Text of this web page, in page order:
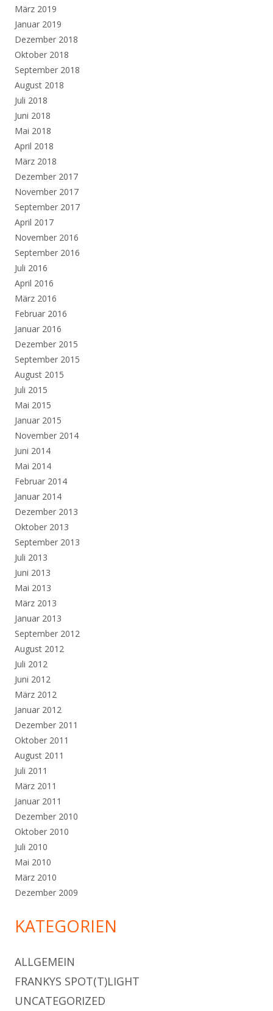
März 2019
Januar 2019
Dezember 2018
Oktober 2018
September 2018
August 2018
Juli 2018
Juni 2018
Mai 2018
April 2018
März 2018
Dezember 2017
November 2017
September 2017
April 2017
November 2016
September 2016
Juli 2016
April 2016
März 2016
Februar 2016
Januar 2016
Dezember 2015
September 2015
August 2015
Juli 2015
Mai 2015
Januar 2015
November 2014
Juni 2014
Mai 2014
Februar 2014
Januar 2014
Dezember 2013
Oktober 2013
September 2013
Juli 2013
Juni 2013
Mai 2013
März 2013
Januar 2013
September 2012
August 2012
Juli 2012
Juni 2012
März 2012
Januar 2012
Dezember 2011
Oktober 2011
August 2011
Juli 2011
März 2011
Januar 2011
Dezember 2010
Oktober 2010
Juli 2010
Mai 2010
März 2010
Dezember 2009
KATEGORIEN
ALLGEMEIN
FRANKYS SPOT(T)LIGHT
UNCATEGORIZED